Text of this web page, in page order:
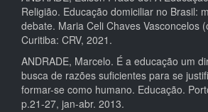
Religião. Educação domiciliar no Brasil:
debate. Maria Celi Chaves Vasconcelos
Curitiba: CRV, 2021.
ANDRADE, Marcelo. É a educação um
busca de razões suficientes para se
formar-se como humano. Educação.
p.21-27, jan-abr. 2013.